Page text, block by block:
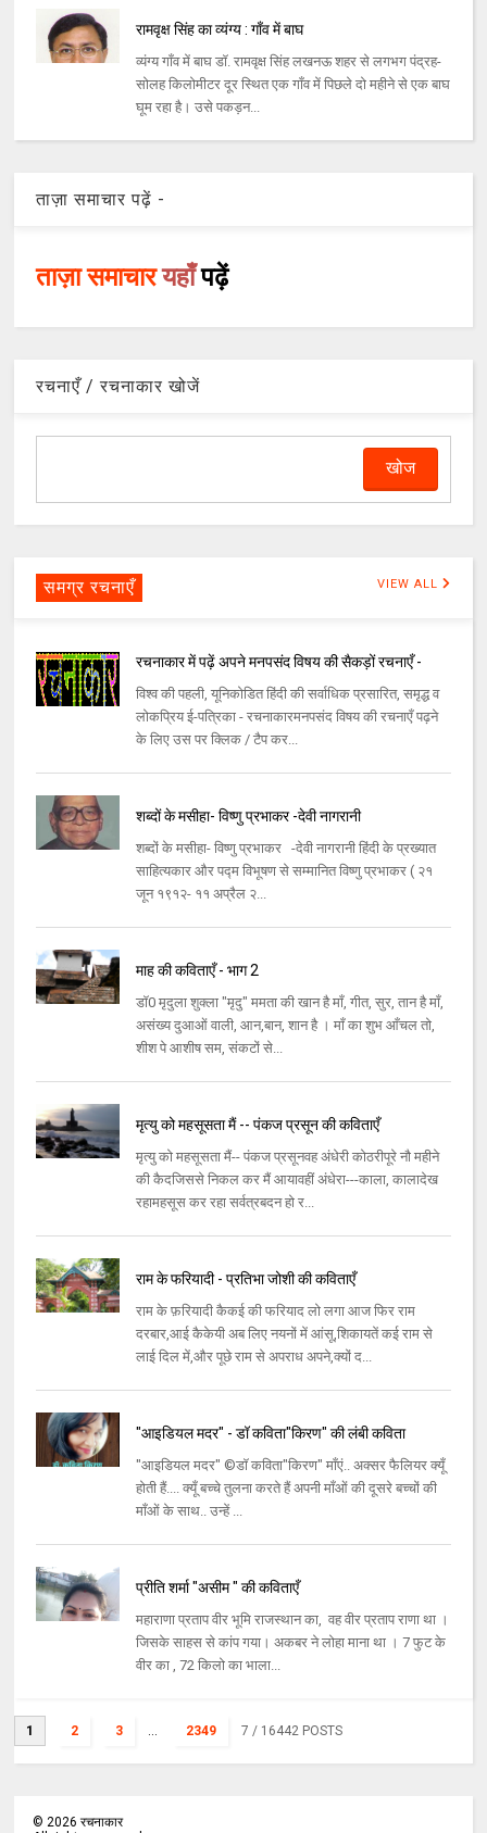
रामवृक्ष सिंह का व्यंग्य : गाँव में बाघ
व्यंग्य गाँव में बाघ डॉ. रामवृक्ष सिंह लखनऊ शहर से लगभग पंद्रह-
सोलह किलोमीटर दूर स्थित एक गाँव में पिछले दो महीने से एक बाघ
घूम रहा है। उसे पकड़न...
ताज़ा समाचार पढ़ें -
ताज़ा समाचारयहाँपढ़ें
रचनाएँ / रचनाकार खोजें
समग्र रचनाएँ VIEW ALL
रचनाकार में पढ़ें अपने मनपसंद विषय की सैकड़ों रचनाएँ -
विश्व की पहली, यूनिकोडित हिंदी की सर्वाधिक प्रसारित, समृद्ध व
लोकप्रिय ई-पत्रिका - रचनाकारमनपसंद विषय की रचनाएँ पढ़ने
के लिए उस पर क्लिक / टैप कर...
शब्दों के मसीहा- विष्णु प्रभाकर -देवी नागरानी
शब्दों के मसीहा- विष्णु प्रभाकर -देवी नागरानी हिंदी के प्रख्यात
साहित्यकार और पद्म विभूषण से सम्मानित विष्णु प्रभाकर ( २१
जून १९१२- ११ अप्रैल २...
माह की कविताएँ - भाग 2
डॉ0 मृदुला शुक्ला "मृदु" ममता की खान है माँ, गीत, सुर, तान है माँ,
असंख्य दुआओं वाली, आन,बान, शान है । माँ का शुभ आँचल तो,
शीश पे आशीष सम, संकटों से...
मृत्यु को महसूसता मैं -- पंकज प्रसून की कविताएँ
मृत्यु को महसूसता मैं-- पंकज प्रसूनवह अंधेरी कोठरीपूरे नौ महीने
की कैदजिससे निकल कर मैं आयावहीं अंधेरा---काला, कालादेख
रहामहसूस कर रहा सर्वत्रबदन हो र...
राम के फरियादी - प्रतिभा जोशी की कविताएँ
राम के फ़रियादी कैकई की फरियाद लो लगा आज फिर राम
दरबार,आई कैकेयी अब लिए नयनों में आंसू,शिकायतें कई राम से
लाई दिल में,और पूछे राम से अपराध अपने,क्यों द...
"आइडियल मदर" - डॉ कविता"किरण" की लंबी कविता
"आइडियल मदर" ©डॉ कविता"किरण" माँएं.. अक्सर फैलियर क्यूँ
होती हैं.... क्यूँ बच्चे तुलना करते हैं अपनी माँओं की दूसरे बच्चों की
माँओं के साथ.. उन्हें ...
प्रीति शर्मा "असीम " की कविताएँ
महाराणा प्रताप वीर भूमि राजस्थान का, वह वीर प्रताप राणा था ।
जिसके साहस से कांप गया। अकबर ने लोहा माना था । 7 फुट के
वीर का , 72 किलो का भाला...
1 2 3 ... 2349 7 / 16442 POSTS
©2026 रचनाकार